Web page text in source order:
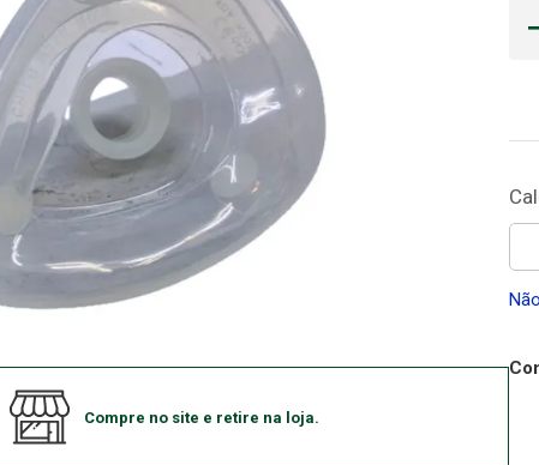
Compre no site e retire na loja.